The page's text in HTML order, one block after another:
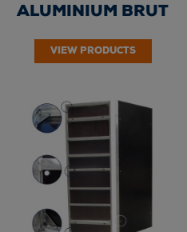
ALUMINIUM BRUT
HAUTEUR 270 cm -
VIEW PRODUCTS